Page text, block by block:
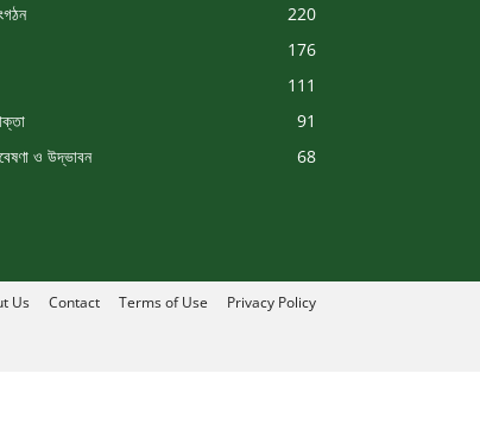
220
176
111
91
ও উদ্ভাবন
68
Us Contact Terms of Use Privacy Policy